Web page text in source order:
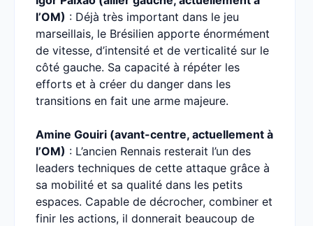
l’OM) : Déjà très important dans le jeu
marseillais, le Brésilien apporte énormément
de vitesse, d’intensité et de verticalité sur le
côté gauche. Sa capacité à répéter les
efforts et à créer du danger dans les
transitions en fait une arme majeure.
Amine Gouiri (avant-centre, actuellement à
l’OM) : L’ancien Rennais resterait l’un des
leaders techniques de cette attaque grâce à
sa mobilité et sa qualité dans les petits
espaces. Capable de décrocher, combiner et
finir les actions, il donnerait beaucoup de